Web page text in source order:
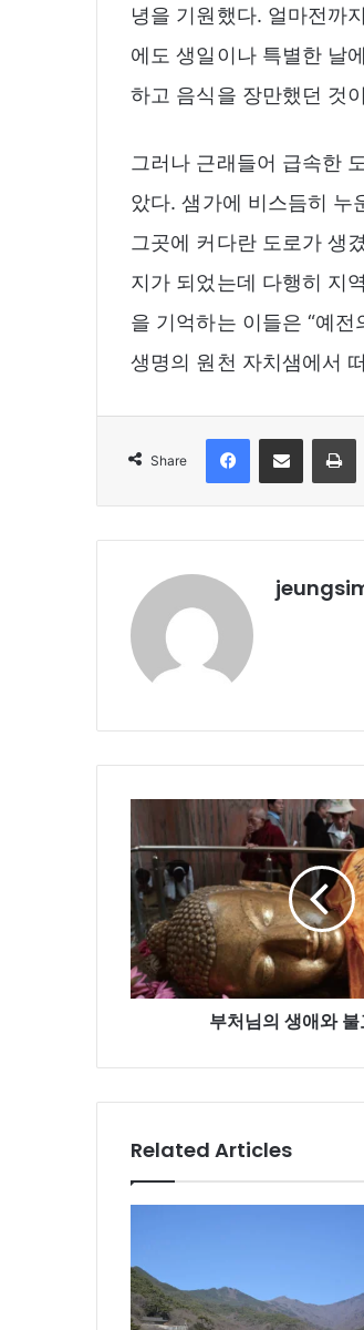
녕을 기원했다. 얼마전까
에도 생일이나 특별한 날
하고 음식을 장만했던 것
그러나 근래들어 급속한
았다. 샘가에 비스듬히 누
그곳에 커다란 도로가 생
지가 되었는데 다행히 지
을 기억하는 이들은 “예
생명의 원천 자치샘에서
Share
FacebookShare via Email
처
님
의
생
애
와
불
교
지
부처님의 생애와
Related Articles